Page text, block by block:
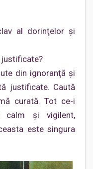
al dorinţelor şi
justificate?
din ignoranţă şi
justificate. Caută
curată. Tot ce-i
şi vigilent,
este singura